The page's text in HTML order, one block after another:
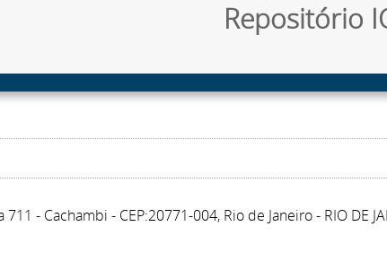
Repositório
- Cachambi - CEP:20771-004, Rio de Janeiro - RIO DE